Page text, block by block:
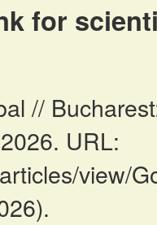
for
//
URL:
view/